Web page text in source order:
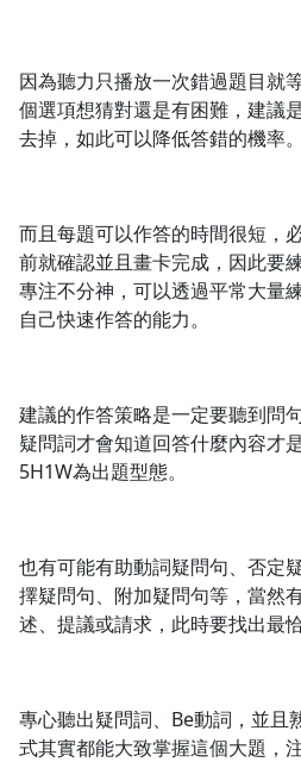
因為聽力只播放一次錯過題目就
個選項想猜對還是有困難，建議
去掉，如此可以降低答錯的機率。
而且每題可以作答的時間很短，
前就確認並且畫卡完成，因此要
專注不分神，可以透過平常大量
自己快速作答的能力。
建議的作答策略是一定要聽到問
疑問詞才會知道回答什麼內容才
5H1W為出題型態。
也有可能有助動詞疑問句、否定
擇疑問句、附加疑問句等，當然
述、提議或請求，此時要找出最
專心聽出疑問詞、Be動詞，並且
式其實都能大致掌握這個大題，